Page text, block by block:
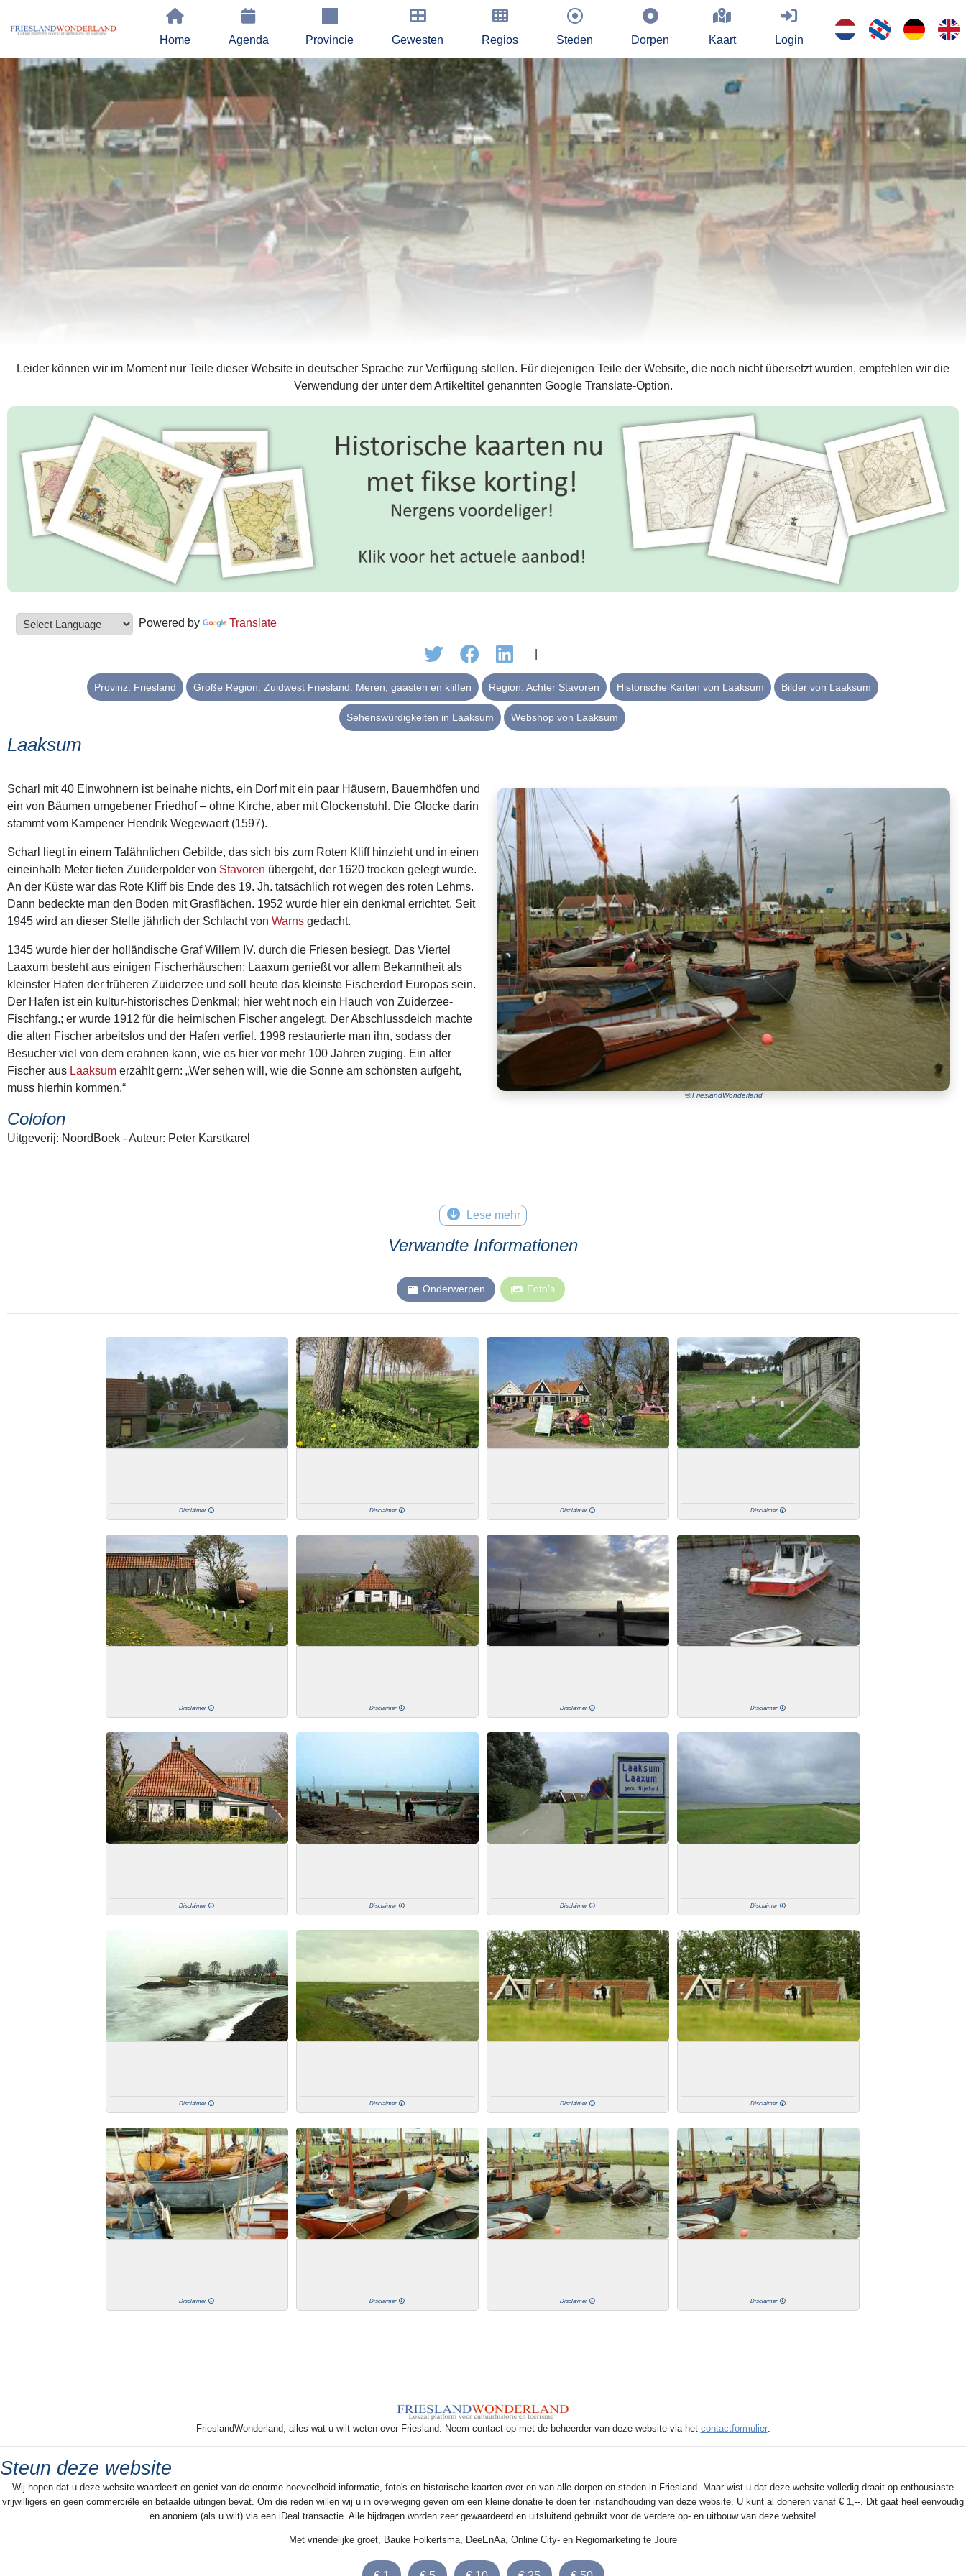
Home Agenda Provincie Gewesten Regios Steden Dorpen Kaart Login
Leider können wir im Moment nur Teile dieser Website in deutscher Sprache zur Verfügung stellen. Für diejenigen Teile der Website, die noch nicht übersetzt wurden, empfehlen wir die
Verwendung der unter dem Artikeltitel genannten Google Translate-Option.
Powered by Translate
Provinz: Friesland Große Region: Zuidwest Friesland: Meren, gaasten en kliffen Region: Achter Stavoren Historische Karten von Laaksum Bilder von Laaksum
Sehenswürdigkeiten in Laaksum Webshop von Laaksum
Laaksum
©:FrieslandWonderland
Scharl mit 40 Einwohnern ist beinahe nichts, ein Dorf mit ein paar Häusern, Bauernhöfen und
ein von Bäumen umgebener Friedhof – ohne Kirche, aber mit Glockenstuhl. Die Glocke darin
stammt vom Kampener Hendrik Wegewaert (1597).
Scharl liegt in einem Talähnlichen Gebilde, das sich bis zum Roten Kliff hinzieht und in einen
eineinhalb Meter tiefen Zuiiderpolder von Stavoren übergeht, der 1620 trocken gelegt wurde.
An der Küste war das Rote Kliff bis Ende des 19. Jh. tatsächlich rot wegen des roten Lehms.
Dann bedeckte man den Boden mit Grasflächen. 1952 wurde hier ein denkmal errichtet. Seit
1945 wird an dieser Stelle jährlich der Schlacht von Warns gedacht.
1345 wurde hier der holländische Graf Willem IV. durch die Friesen besiegt. Das Viertel
Laaxum besteht aus einigen Fischerhäuschen; Laaxum genießt vor allem Bekanntheit als
kleinster Hafen der früheren Zuiderzee und soll heute das kleinste Fischerdorf Europas sein.
Der Hafen ist ein kultur-historisches Denkmal; hier weht noch ein Hauch von Zuiderzee-
Fischfang.; er wurde 1912 für die heimischen Fischer angelegt. Der Abschlussdeich machte
die alten Fischer arbeitslos und der Hafen verfiel. 1998 restaurierte man ihn, sodass der
Besucher viel von dem erahnen kann, wie es hier vor mehr 100 Jahren zuging. Ein alter
Fischer aus Laaksum erzählt gern: „Wer sehen will, wie die Sonne am schönsten aufgeht,
muss hierhin kommen.“
Colofon
Uitgeverij: NoordBoek - Auteur: Peter Karstkarel
Lese mehr
Verwandte Informationen
Onderwerpen Foto’s
Disclaimer Disclaimer Disclaimer Disclaimer
Disclaimer Disclaimer Disclaimer Disclaimer
Disclaimer Disclaimer Disclaimer Disclaimer
Disclaimer Disclaimer Disclaimer Disclaimer
Disclaimer Disclaimer Disclaimer Disclaimer
FrieslandWonderland, alles wat u wilt weten over Friesland. Neem contact op met de beheerder van deze website via het contactformulier.
Steun deze website
Wij hopen dat u deze website waardeert en geniet van de enorme hoeveelheid informatie, foto's en historische kaarten over en van alle dorpen en steden in Friesland. Maar wist u dat deze website volledig draait op enthousiaste
vrijwilligers en geen commerciële en betaalde uitingen bevat. Om die reden willen wij u in overweging geven om een kleine donatie te doen ter instandhouding van deze website. U kunt al doneren vanaf € 1,--. Dit gaat heel eenvoudig
en anoniem (als u wilt) via een iDeal transactie. Alle bijdragen worden zeer gewaardeerd en uitsluitend gebruikt voor de verdere op- en uitbouw van deze website!
Met vriendelijke groet, Bauke Folkertsma, DeeEnAa, Online City- en Regiomarketing te Joure